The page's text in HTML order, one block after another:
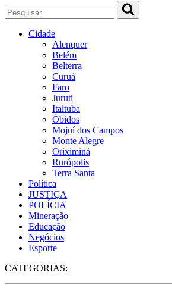
Cidade
Alenquer
Belém
Belterra
Curuá
Faro
Juruti
Itaituba
Óbidos
Mojuí dos Campos
Monte Alegre
Oriximiná
Rurópolis
Terra Santa
Política
JUSTIÇA
POLÍCIA
Mineração
Educação
Negócios
Esporte
CATEGORIAS: